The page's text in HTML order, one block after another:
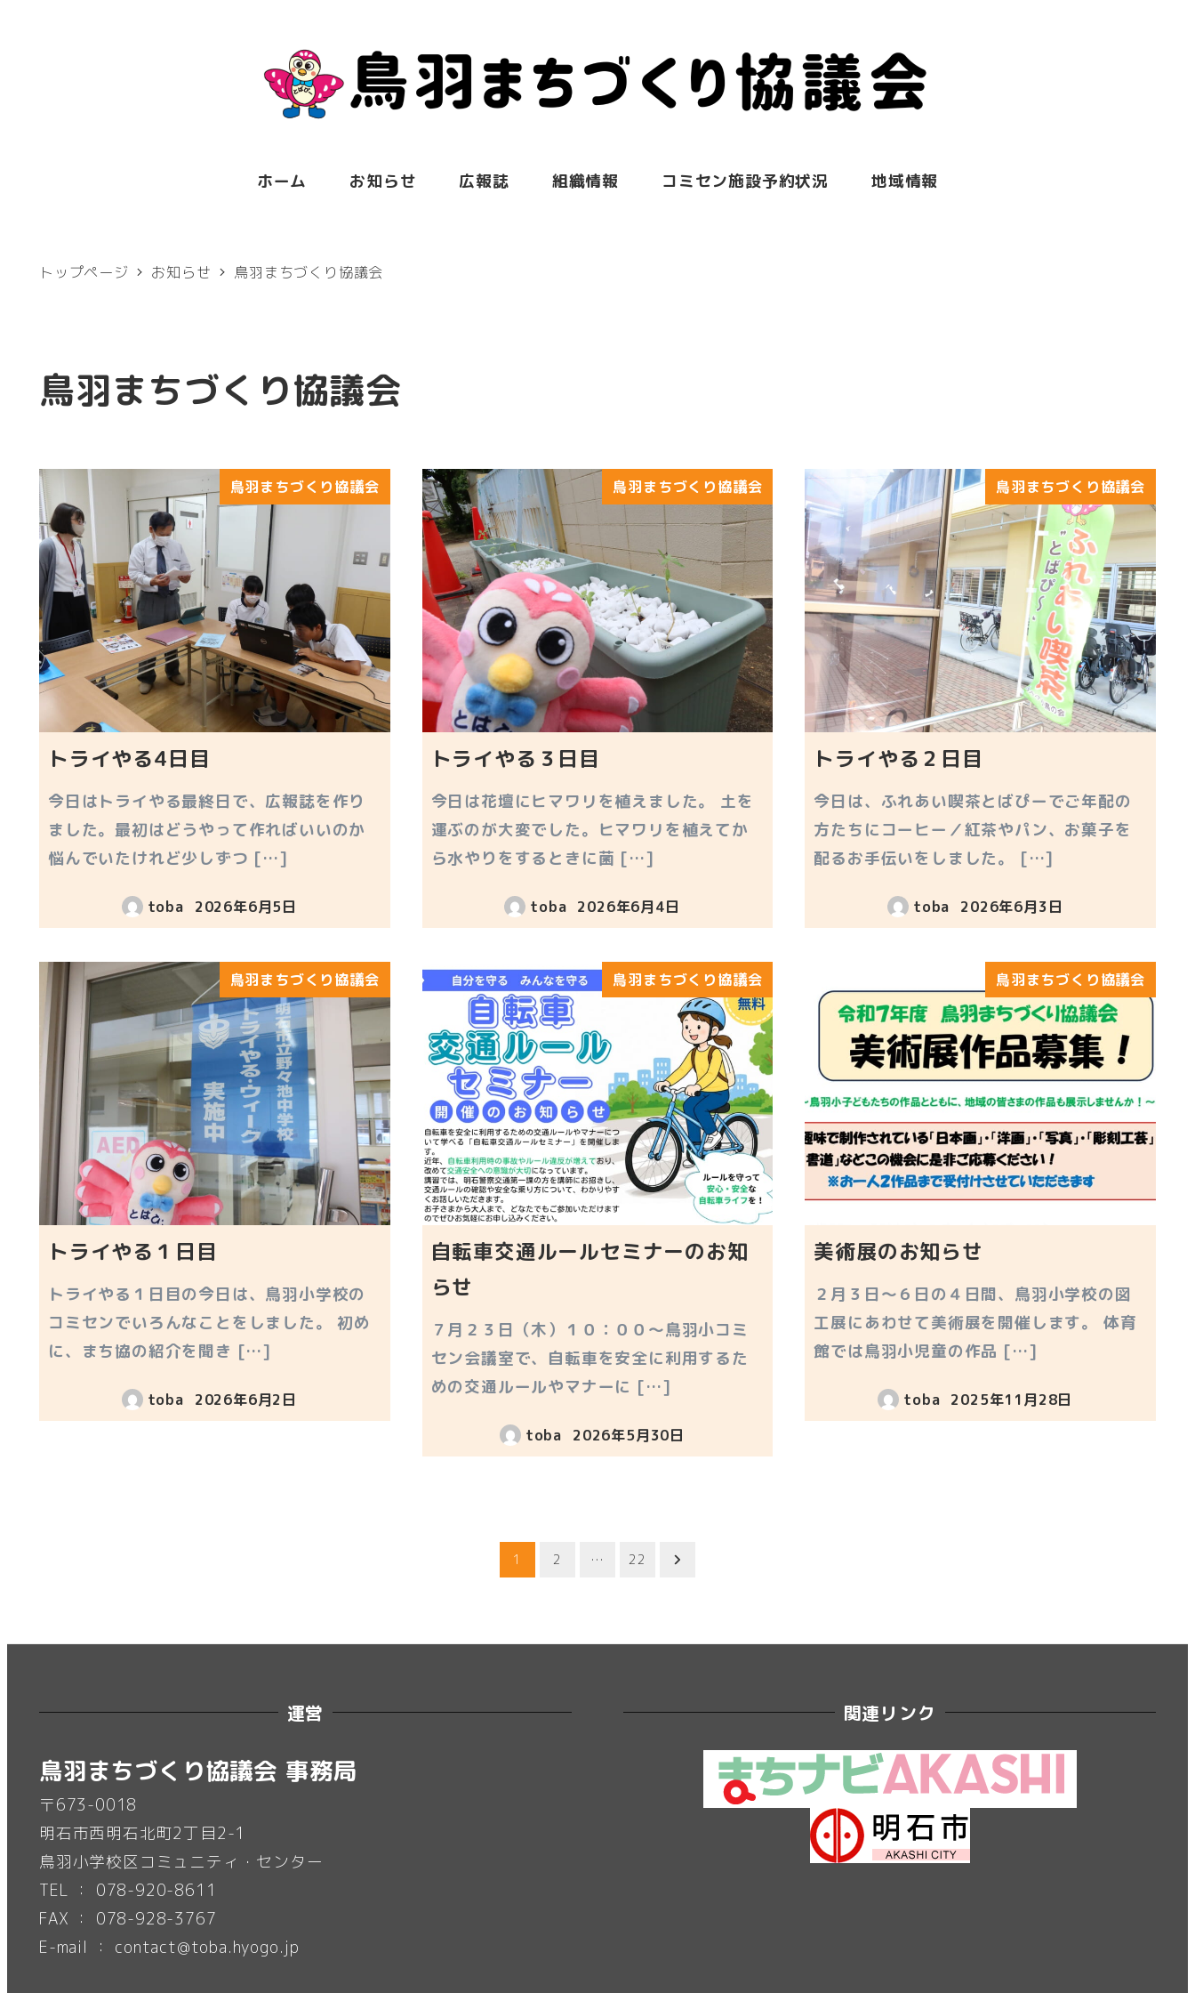
ホーム お知らせ 広報誌 組織情報 コミセン施設予約状況 地域情報
トップページ お知らせ 鳥羽まちづくり協議会
鳥羽まちづくり協議会
鳥羽まちづくり協議会
トライやる4日目
今日はトライやる最終日で、広報誌を作り
ました。最初はどうやって作ればいいのか
悩んでいたけれど少しずつ […]
toba
投稿日
2026年6月5日
鳥羽まちづくり協議会
トライやる３日目
今日は花壇にヒマワリを植えました。 土を
運ぶのが大変でした。ヒマワリを植えてか
ら水やりをするときに菌 […]
toba
投稿日
2026年6月4日
鳥羽まちづくり協議会
トライやる２日目
今日は、ふれあい喫茶とばぴーでご年配の
方たちにコーヒー／紅茶やパン、お菓子を
配るお手伝いをしました。 […]
toba
投稿日
2026年6月3日
鳥羽まちづくり協議会
トライやる１日目
トライやる１日目の今日は、鳥羽小学校の
コミセンでいろんなことをしました。 初め
に、まち協の紹介を聞き […]
toba
投稿日
2026年6月2日
鳥羽まちづくり協議会
自転車交通ルールセミナーのお知
らせ
７月２３日（木）１０：００～鳥羽小コミ
セン会議室で、自転車を安全に利用するた
めの交通ルールやマナーに […]
toba
投稿日
2026年5月30日
鳥羽まちづくり協議会
美術展のお知らせ
２月３日～６日の４日間、鳥羽小学校の図
工展にあわせて美術展を開催します。 体育
館では鳥羽小児童の作品 […]
toba
投稿日
2025年11月28日
ペ
ー
ジ
送
り
1 2 … 22
運営
鳥羽まちづくり協議会 事務局
〒673-0018
明石市西明石北町2丁目2-1
鳥羽小学校区コミュニティ・センター
TEL ： 078-920-8611
FAX ： 078-928-3767
E-mail ： contact@toba.hyogo.jp
関連リンク